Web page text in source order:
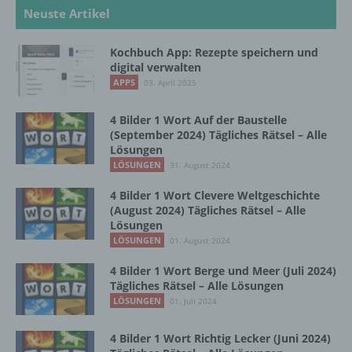
Neuste Artikel
Kochbuch App: Rezepte speichern und
digital verwalten
APPS 03. April 2025
4 Bilder 1 Wort Auf der Baustelle
(September 2024) Tägliches Rätsel – Alle
Lösungen
LÖSUNGEN 31. August 2024
4 Bilder 1 Wort Clevere Weltgeschichte
(August 2024) Tägliches Rätsel – Alle
Lösungen
LÖSUNGEN 01. August 2024
4 Bilder 1 Wort Berge und Meer (Juli 2024)
Tägliches Rätsel – Alle Lösungen
LÖSUNGEN 01. Juli 2024
4 Bilder 1 Wort Richtig Lecker (Juni 2024)
b) betroffene Person
Betroffene Person ist jede identifizierte oder
identifizierbare natürliche Person, deren
Verarbeitung Verantwortlichen verarbeitet
werden.
c) Verarbeitung
Verarbeitung ist jeder mit oder ohne Hilfe
automatisierter Verfahren ausgeführte
Zusammenhang mit personenbezogenen
Daten wie das Erheben, das Erfassen, die
Organisation, das Ordnen, die Speicherung,
die Anpassung oder Veränderung, das
Auslesen, das Abfragen, die Verwendung,
die Offenlegung durch Übermittlung,